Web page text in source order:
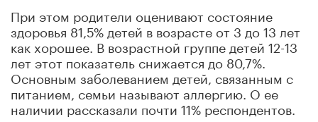
При этом родители оценивают состояние
здоровья 81,5% детей в возрасте от 3 до 13 лет
как хорошее. В возрастной группе детей 12-13
лет этот показатель снижается до 80,7%.
Основным заболеванием детей, связанным с
питанием, семьи называют аллергию. О ее
наличии рассказали почти 11% респондентов.